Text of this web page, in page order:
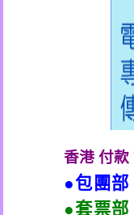
香港 付
●包團
●套票部